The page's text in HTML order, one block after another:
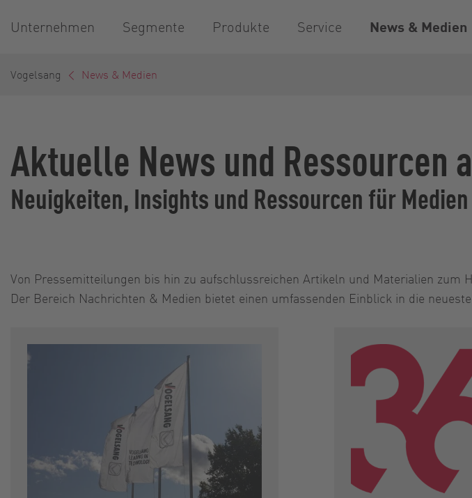
Unternehmen Segmente Produkte Service News & Medien
Vogelsang News & Medien
Aktuelle News und Ressourcen
Neuigkeiten, Insights und Ressourcen für
Von Pressemitteilungen bis hin zu aufschlussreichen Artikeln und Materialien zum
Der Bereich Nachrichten & Medien bietet einen umfassenden Einblick in die